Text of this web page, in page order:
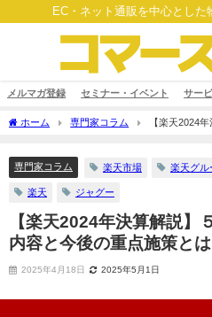
EC・ネット通販を中心とした
メルマガ登録 セミナー・イベント サー
ホーム 専門家コラム
【楽天2024
専門家コラム 楽天市場 楽天グル
楽天 ジャグー
【楽天2024年決算解説】
内容と今後の重点施策とは
2025年4月18日 2025年5月1日